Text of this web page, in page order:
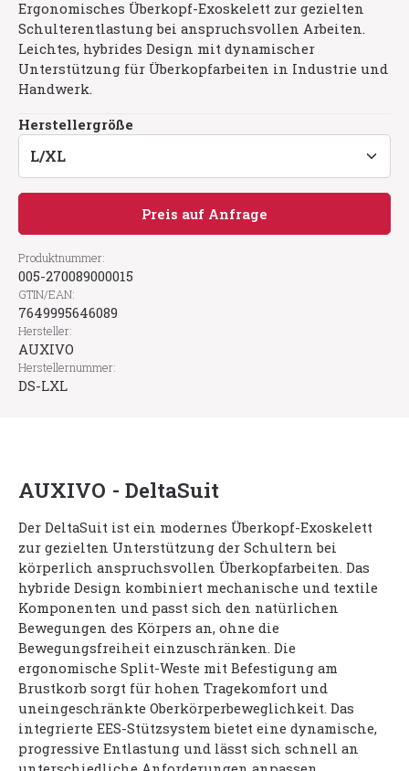
Ergonomisches Überkopf-Exoskelett zur gezielten
Schulterentlastung bei anspruchsvollen Arbeiten.
Leichtes, hybrides Design mit dynamischer
Unterstützung für Überkopfarbeiten in Industrie und
Handwerk.
Herstellergröße
Preis auf Anfrage
Produktnummer:
005-270089000015
GTIN/EAN:
7649995646089
Hersteller:
AUXIVO
Herstellernummer:
DS-LXL
AUXIVO - DeltaSuit
Der DeltaSuit ist ein modernes Überkopf-Exoskelett
zur gezielten Unterstützung der Schultern bei
körperlich anspruchsvollen Überkopfarbeiten. Das
hybride Design kombiniert mechanische und textile
Komponenten und passt sich den natürlichen
Bewegungen des Körpers an, ohne die
Bewegungsfreiheit einzuschränken. Die
ergonomische Split-Weste mit Befestigung am
Brustkorb sorgt für hohen Tragekomfort und
uneingeschränkte Oberkörperbeweglichkeit. Das
integrierte EES-Stützsystem bietet eine dynamische,
progressive Entlastung und lässt sich schnell an